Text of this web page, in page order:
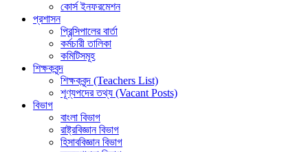
কোর্স ইনফরমেশন
প্রশাসন
প্রিন্সিপালের বার্তা
কর্মচারী তালিকা
কমিটিসমূহ
শিক্ষকবৃন্দ
শিক্ষকবৃন্দ (Teachers List)
শূণ্যপদের তথ্য (Vacant Posts)
বিভাগ
বাংলা বিভাগ
রাষ্ট্রবিজ্ঞান বিভাগ
হিসাববিজ্ঞান বিভাগ